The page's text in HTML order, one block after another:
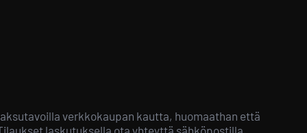
verkkokaupan kautta, huomaathan että